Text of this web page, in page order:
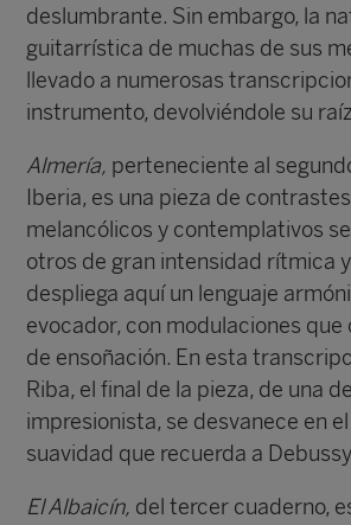
deslumbrante. Sin embargo, la
guitarrística de muchas de sus
llevado a numerosas
instrumento, devolviéndole su
Almería, perteneciente al
Iberia, es una pieza de
melancólicos y contemplativos
otros de gran intensidad rítmica
despliega aquí un lenguaje
evocador, con modulaciones
de ensoñación. En esta
Riba, el final de la pieza, de una
impresionista, se desvanece en
suavidad que recuerda a
El Albaicín, del tercer cuaderno,